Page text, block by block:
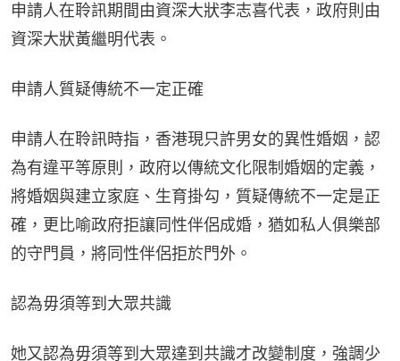
申請人在聆訊期間由資深大狀李志喜代表，政府則由
資深大狀黃繼明代表。
申請人質疑傳統不一定正確
申請人在聆訊時指，香港現只許男女的異性婚姻，認
為有違平等原則，政府以傳統文化限制婚姻的定義，
將婚姻與建立家庭、生育掛勾，質疑傳統不一定是正
確，更比喻政府拒讓同性伴侶成婚，猶如私人俱樂部
的守門員，將同性伴侶拒於門外。
認為毋須等到大眾共識
她又認為毋須等到大眾達到共識才改變制度，強調少